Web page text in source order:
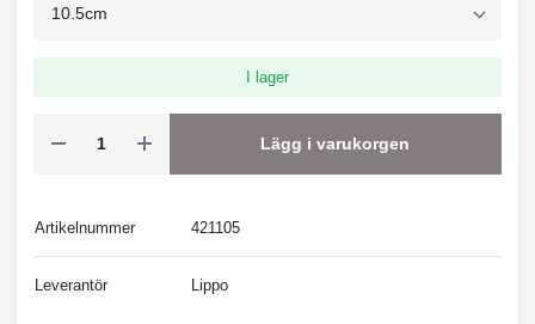
I lager
Lägg i varukorgen
Artikelnummer 421105
Leverantör Lippo